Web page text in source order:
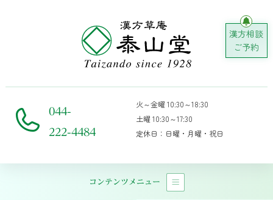
漢方相談
ご予約
044-
222-4484
火～金曜 10:30～18:30
土曜 10:30～17:30
定休日：日曜・月曜・祝日
メインナビゲーション
コンテンツメニュー